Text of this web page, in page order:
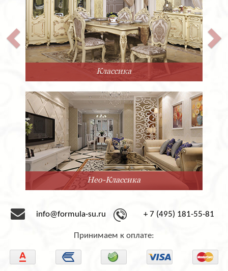
Классика
Нео-Классика
info@formula-su.ru + 7 (495) 181-55-81
Принимаем к оплате: